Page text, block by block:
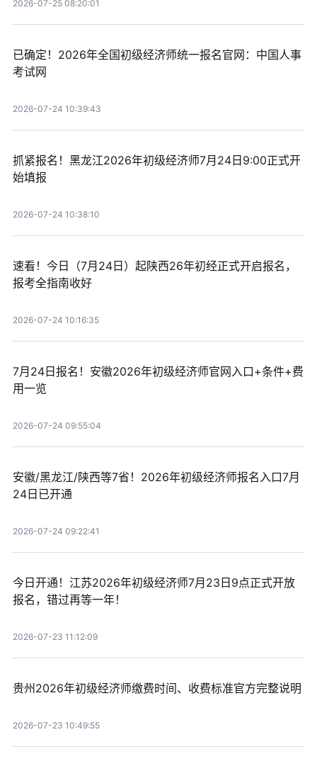
2026-07-25 08:20:01
已确定！2026年全国初级经济师统一报名官网：中国人事
考试网
2026-07-24 10:39:43
抓紧报名！黑龙江2026年初级经济师7月24日9:00正式开
始填报
2026-07-24 10:38:10
速看！今日（7月24日）起陕西26年初经正式开启报名，
报考全指南收好
2026-07-24 10:16:35
7月24日报名！安徽2026年初级经济师官网入口+条件+费
用一览
2026-07-24 09:55:04
安徽/黑龙江/陕西等7省！2026年初级经济师报名入口7月
24日已开通
2026-07-24 09:22:41
今日开通！江苏2026年初级经济师7月23日9点正式开放
报名，错过再等一年！
2026-07-23 11:12:09
贵州2026年初级经济师缴费时间、收费标准官方完整说明
2026-07-23 10:49:55